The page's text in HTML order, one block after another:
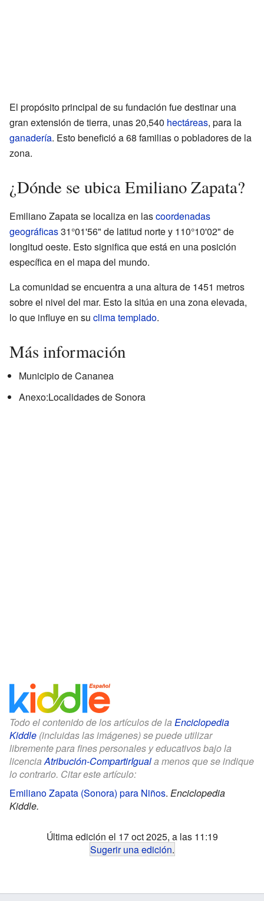
El propósito principal de su fundación fue destinar una
gran extensión de tierra, unas 20,540 hectáreas, para la
ganadería. Esto benefició a 68 familias o pobladores de la
zona.
¿Dónde se ubica Emiliano Zapata?
Emiliano Zapata se localiza en lascoordenadas
geográficas31°01'56" de latitud norte y 110°10'02" de
longitud oeste. Esto significa que está en una posición
específica en el mapa del mundo.
La comunidad se encuentra a una altura de 1451 metros
sobre el nivel del mar. Esto la sitúa en una zona elevada,
lo que influye en su clima templado.
Más información
Municipio de Cananea
Anexo:Localidades de Sonora
Todo el contenido de los artículos de la Enciclopedia
Kiddle (incluidas las imágenes) se puede utilizar
libremente para fines personales y educativos bajo la
licenciaAtribución-CompartirIguala menos que se indique
lo contrario. Citar este artículo:
Emiliano Zapata (Sonora) para Niños. Enciclopedia
Kiddle.
Última edición el 17 oct 2025, a las 11:19
Sugerir una edición.